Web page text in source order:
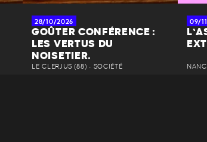
28/10/2026
GOÛTER CONFÉRENCE :
LES VERTUS DU
NOISETIER.
LE CLERJUS (88) • SOCIÉTÉ
09/